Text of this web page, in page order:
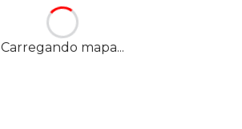
Carregando mapa...